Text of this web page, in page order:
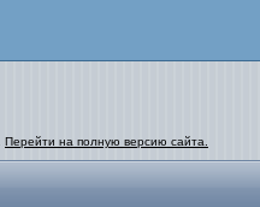
Перейти на полную версию сайта.